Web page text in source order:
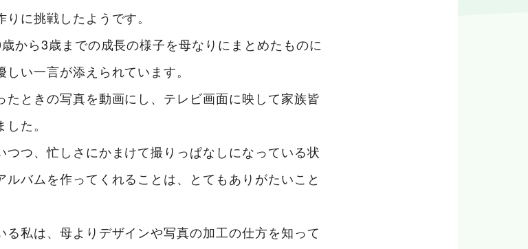
に挑戦したようです。
から3歳までの成長の様子を母なりにまとめたものに
い一言が添えられています。
たときの写真を動画にし、テレビ画面に映して家族皆
た。
つ、忙しさにかまけて撮りっぱなしになっている状
バムを作ってくれることは、とてもありがたいこと
私は、母よりデザインや写真の加工の仕方を知って